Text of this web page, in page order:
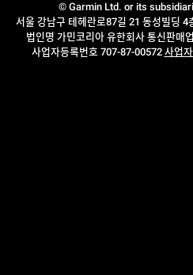
© Garmin Ltd. or its
서울 강남구 테헤란로87길 21 동성빌딩
법인명 가민코리아 유한회사 통신판매
사업자등록번호 707-87-00572 사업